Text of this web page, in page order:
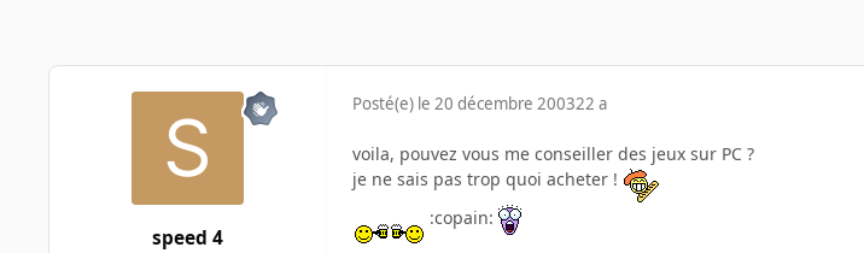
speed 4
Posté(e) le 20 décembre 200322 a
voila, pouvez vous me conseiller des jeux sur PC ?
je ne sais pas trop quoi acheter !
:copain: